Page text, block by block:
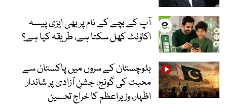
آپ کے بچے کے نام پر بھی ایزی پیسہ
اکاؤنٹ کھل سکتا ہے، طریقہ کیا ہے؟
بلوچستان کے سروں میں پاکستان سے
محبت کی گونج، جشنِ آزادی پر شاندار
اظہار، وزیراعظم کا خراج تحسین